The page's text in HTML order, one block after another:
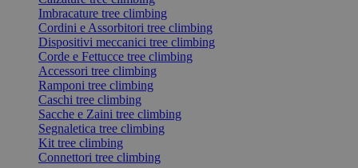
Imbracature tree climbing
Cordini e Assorbitori tree climbing
Dispositivi meccanici tree climbing
Corde e Fettucce tree climbing
Accessori tree climbing
Ramponi tree climbing
Caschi tree climbing
Sacche e Zaini tree climbing
Segnaletica tree climbing
Kit tree climbing
Connettori tree climbing